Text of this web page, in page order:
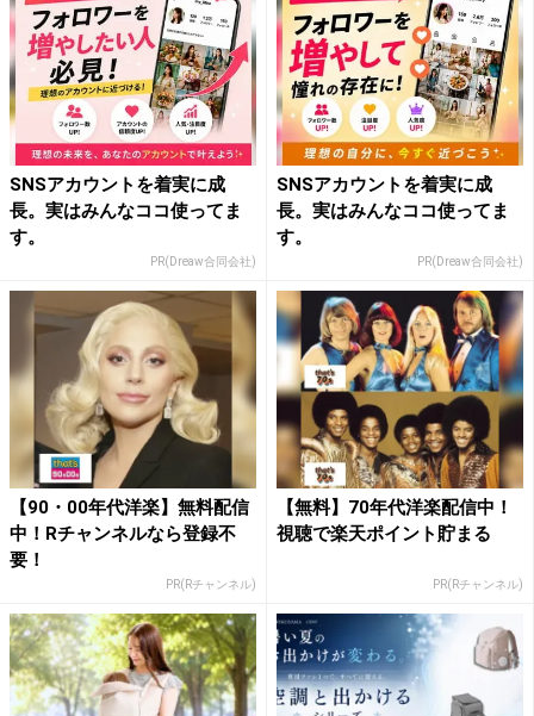
SNSアカウントを着実に成
長。実はみんなココ使ってま
す。
PR(Dreaw合同会社)
SNSアカウントを着実に成
長。実はみんなココ使ってま
す。
PR(Dreaw合同会社)
【90・00年代洋楽】無料配信
中！Rチャンネルなら登録不
要！
PR(Rチャンネル)
【無料】70年代洋楽配信中！
視聴で楽天ポイント貯まる
PR(Rチャンネル)